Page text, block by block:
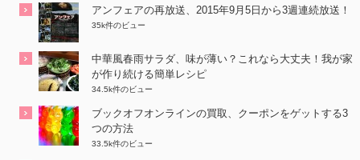
アンフェアの再放送、2015年9月5日から3週連続放送！
35k件のビュー
中華風春雨サラダ、味が薄い？これなら大丈夫！我が家
が作り続ける簡単レシピ
34.5k件のビュー
ブックオフオンラインの買取、クーポンをゲットする3
つの方法
33.5k件のビュー